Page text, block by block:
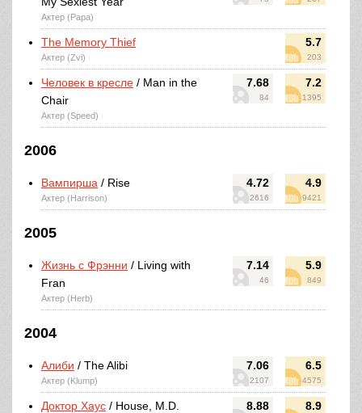
Актер (Papa)
5.7
203
The Memory Thief
Актер (Zvi)
7.68
84
7.2
1395
Человек в кресле / Man in the
Chair
Актер (Speed)
2006
4.72
2616
4.9
9421
Вампирша / Rise
Актер (Harrison)
2005
7.14
46
5.9
849
Жизнь с Фрэнни / Living with
Fran
Актер (Herb)
2004
7.06
2107
6.5
4575
Алиби / The Alibi
Актер (Klump)
8.88 8.9
Доктор Хаус / House, M.D.